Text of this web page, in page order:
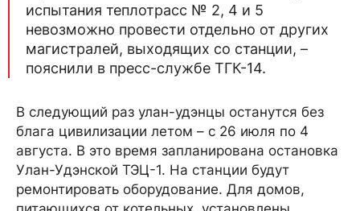
испытания теплотрасс № 2, 4 и 5
невозможно провести отдельно от других
магистралей, выходящих со станции, –
пояснили в пресс-службе ТГК-14.
В следующий раз улан-удэнцы останутся без
блага цивилизации летом – с 26 июля по 4
августа. В это время запланирована остановка
Улан-Удэнской ТЭЦ-1. На станции будут
ремонтировать оборудование. Для домов,